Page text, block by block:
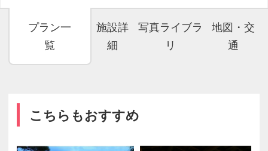
プラン一
覧
施設詳
細
写真ライブラ
リ
地図・交
通
こちらもおすすめ